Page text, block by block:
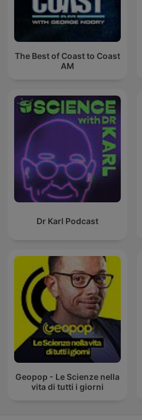
The Best of Coast to Coast
AM
Dr Karl Podcast
Geopop - Le Scienze nella
vita di tutti i giorni